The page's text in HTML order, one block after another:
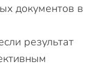
документов в
результат